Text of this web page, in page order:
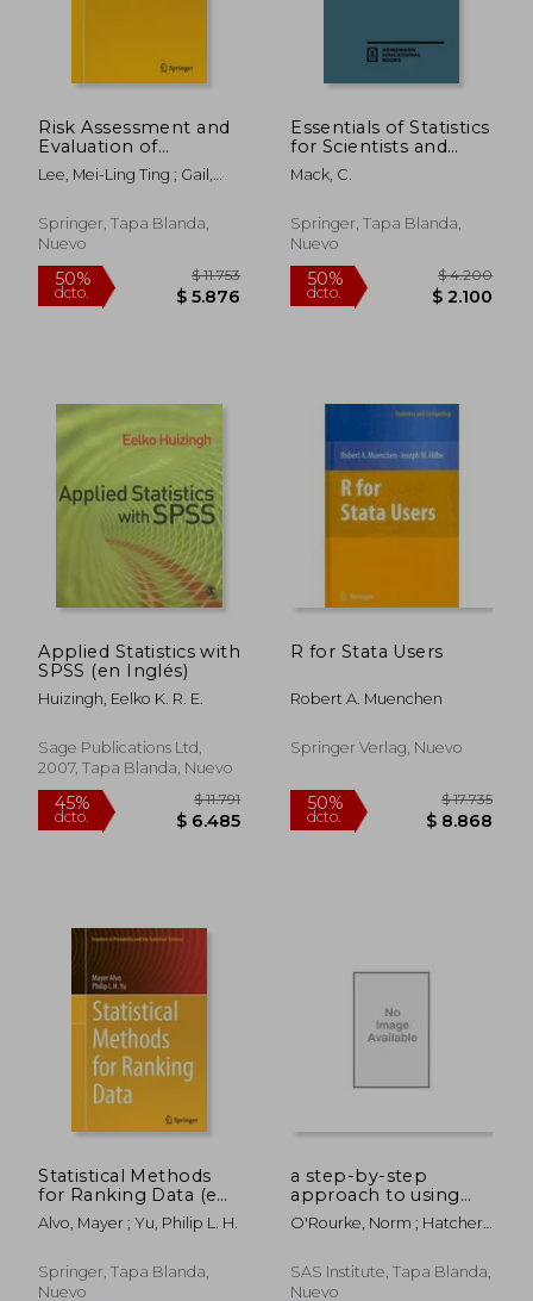
dcto. $ 1.461 dcto.
Risk Assessment and
Evaluation of
Predictions (en
Inglés)
Lee, Mei-Ling Ting ; Gail,
Springer, Tapa Blanda,
Nuevo
50%
dcto.
$ 11.753
$ 5.876
Essentials of Statistics
for Scientists and
Technologists (en
Inglés)
Mack, C.
Springer, Tapa Blanda,
Nuevo
50%
dcto. $
Applied Statistics with
SPSS (en Inglés)
Huizingh, Eelko K. R. E.
Sage Publications Ltd,
2007, Tapa Blanda, Nuevo
R for Stata Users
Robert A. Muenchen
Springer Verlag, Nuevo
Statistical Methods
for Ranking Data (en
Inglés)
Alvo, Mayer ; Yu, Philip L. H.
Springer, Tapa Blanda,
Nuevo
a step-by-step
approach to using
sas for univariate and
multivariate statistics
O'Rourke, Norm ; Hatcher,
SAS Institute, Tapa Blanda,
Nuevo